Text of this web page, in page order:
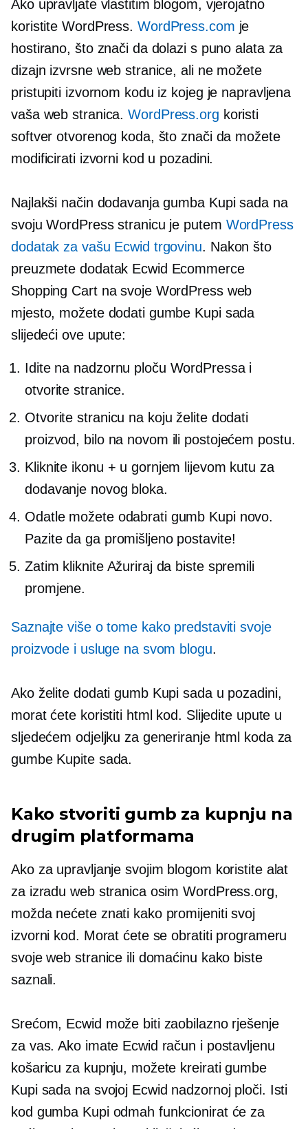
Ako upravljate vlastitim blogom, vjerojatno
koristite WordPress. WordPress.com je
hostirano, što znači da dolazi s puno alata za
dizajn izvrsne web stranice, ali ne možete
pristupiti izvornom kodu iz kojeg je napravljena
vaša web stranica.WordPress.org koristi
softver otvorenog koda, što znači da možete
modificirati izvorni kod u pozadini.
Najlakši način dodavanja gumba Kupi sada na
svoju WordPress stranicu je putem WordPress
dodatak za vašu Ecwid trgovinu. Nakon što
preuzmete dodatak Ecwid Ecommerce
Shopping Cart na svoje WordPress web
mjesto, možete dodati gumbe Kupi sada
slijedeći ove upute:
Idite na nadzornu ploču WordPressa i
otvorite stranice.
Otvorite stranicu na koju želite dodati
proizvod, bilo na novom ili postojećem postu.
Kliknite ikonu + u gornjem lijevom kutu za
dodavanje novog bloka.
Odatle možete odabrati gumb Kupi novo.
Pazite da ga promišljeno postavite!
Zatim kliknite Ažuriraj da biste spremili
promjene.
Saznajte više o tome kako predstaviti svoje
proizvode i usluge na svom blogu.
Ako želite dodati gumb Kupi sada u pozadini,
morat ćete koristiti html kod. Slijedite upute u
sljedećem odjeljku za generiranje html koda za
gumbe Kupite sada.
Kako stvoriti gumb za kupnju na
drugim platformama
Ako za upravljanje svojim blogom koristite alat
za izradu web stranica osim WordPress.org,
možda nećete znati kako promijeniti svoj
izvorni kod. Morat ćete se obratiti programeru
svoje web stranice ili domaćinu kako biste
saznali.
Srećom, Ecwid može biti zaobilazno rješenje
za vas. Ako imate Ecwid račun i postavljenu
košaricu za kupnju, možete kreirati gumbe
Kupi sada na svojoj Ecwid nadzornoj ploči. Isti
kod gumba Kupi odmah funkcionirat će za